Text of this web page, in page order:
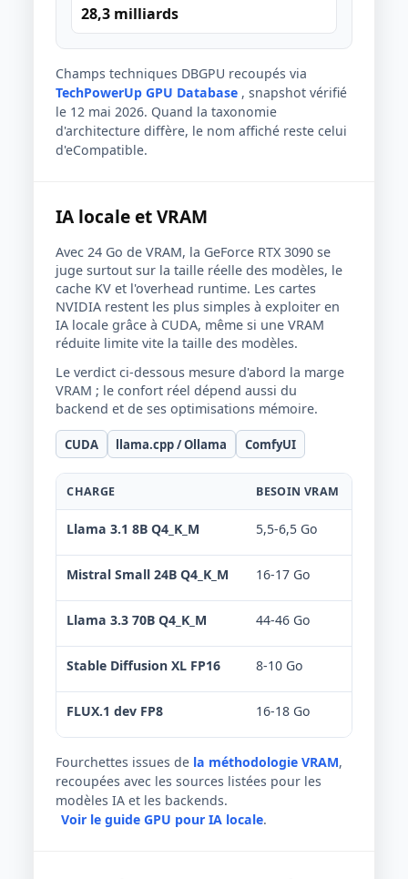
28,3 milliards
Champs techniques DBGPU recoupés via
TechPowerUp GPU Database , snapshot vérifié
le 12 mai 2026. Quand la taxonomie
d'architecture diffère, le nom affiché reste celui
d'eCompatible.
IA locale et VRAM
Avec 24 Go de VRAM, la GeForce RTX 3090 se
juge surtout sur la taille réelle des modèles, le
cache KV et l'overhead runtime. Les cartes
NVIDIA restent les plus simples à exploiter en
IA locale grâce à CUDA, même si une VRAM
réduite limite vite la taille des modèles.
Le verdict ci-dessous mesure d'abord la marge
VRAM ; le confort réel dépend aussi du
backend et de ses optimisations mémoire.
CUDA llama.cpp / Ollama ComfyUI
CHARGE BESOIN VRAM
Llama 3.1 8B Q4_K_M 5,5-6,5 Go
Mistral Small 24B Q4_K_M 16-17 Go
Llama 3.3 70B Q4_K_M 44-46 Go
Stable Diffusion XL FP16 8-10 Go
FLUX.1 dev FP8 16-18 Go
Fourchettes issues de la méthodologie VRAM,
recoupées avec les sources listées pour les
modèles IA et les backends.
Voir le guide GPU pour IA locale.